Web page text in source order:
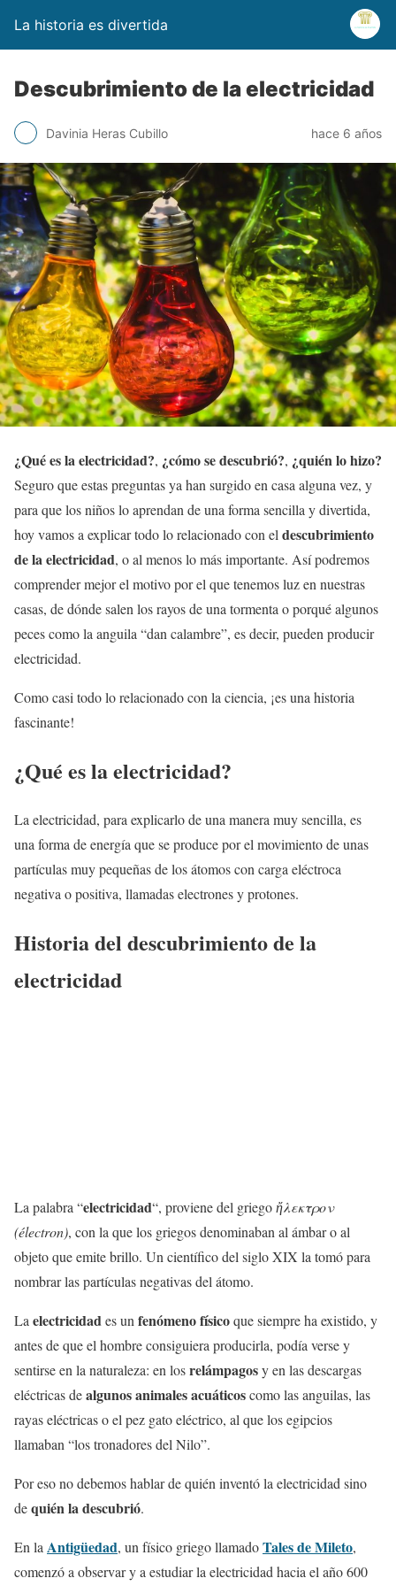
La historia es divertida
Descubrimiento de la electricidad
Davinia Heras Cubillo hace 6 años
¿Qué es la electricidad?, ¿cómo se descubrió?, ¿quién lo hizo?
Seguro que estas preguntas ya han surgido en casa alguna vez, y
para que los niños lo aprendan de una forma sencilla y divertida,
hoy vamos a explicar todo lo relacionado con eldescubrimiento
de la electricidad, o al menos lo más importante. Así podremos
comprender mejor el motivo por el que tenemos luz en nuestras
casas, de dónde salen los rayos de una tormenta o porqué algunos
peces como la anguila “dan calambre”, es decir, pueden producir
electricidad.
Como casi todo lo relacionado con la ciencia, ¡es una historia
fascinante!
¿Qué es la electricidad?
La electricidad, para explicarlo de una manera muy sencilla, es
una forma de energía que se produce por el movimiento de unas
partículas muy pequeñas de los átomos con carga eléctroca
negativa o positiva, llamadas electrones y protones.
Historia del descubrimiento de la
electricidad
La palabra “electricidad“, proviene del griegoἤλεκτρον
(électron), con la que los griegos denominaban al ámbar o al
objeto que emite brillo. Un científico del siglo XIX la tomó para
nombrar las partículas negativas del átomo.
La electricidades un fenómeno físicoque siempre ha existido, y
antes de que el hombre consiguiera producirla, podía verse y
sentirse en la naturaleza: en losrelámpagosy en las descargas
eléctricas dealgunos animales acuáticoscomo las anguilas, las
rayas eléctricas o el pez gato eléctrico, al que los egipcios
llamaban “los tronadores del Nilo”.
Por eso no debemos hablar de quién inventó la electricidad sino
dequién la descubrió.
En la Antigüedad, un físico griego llamadoTales de Mileto,
comenzó a observar y a estudiar la electricidad hacia el año 600